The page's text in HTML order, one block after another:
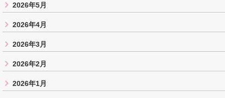
2026年5月
2026年4月
2026年3月
2026年2月
2026年1月